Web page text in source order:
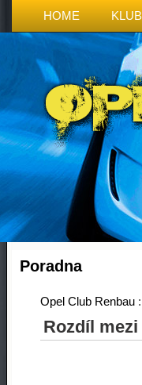
HOME KLUB
Poradna
Opel Club Renbau
Rozdíl